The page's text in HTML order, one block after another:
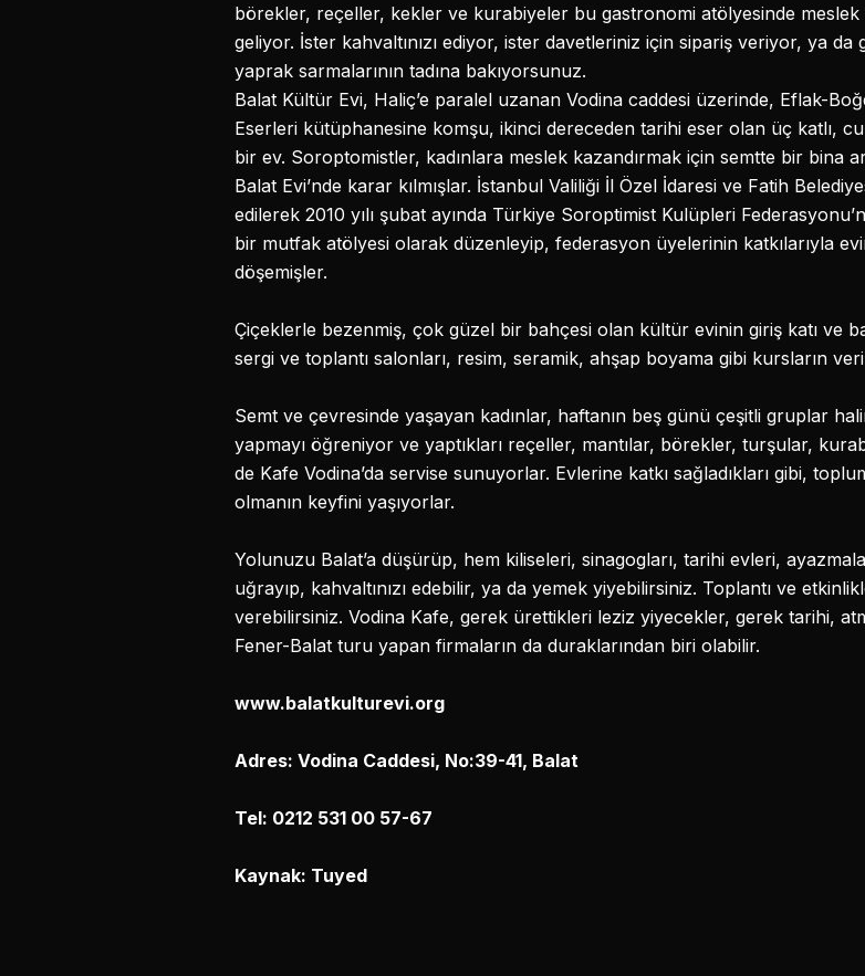
börekler, reçeller, kekler ve kurabiyeler bu gastronomi atölyesinde
geliyor. İster kahvaltınızı ediyor, ister davetleriniz için sipariş veriyor, ya da
yaprak sarmalarının tadına bakıyorsunuz.
Balat Kültür Evi, Haliç’e paralel uzanan Vodina caddesi üzerinde, Eflak-
Eserleri kütüphanesine komşu, ikinci dereceden tarihi eser olan üç katlı,
bir ev. Soroptomistler, kadınlara meslek kazandırmak için semtte bir bina
Balat Evi’nde karar kılmışlar. İstanbul Valiliği İl Özel İdaresi ve Fatih
edilerek 2010 yılı şubat ayında Türkiye Soroptimist Kulüpleri
bir mutfak atölyesi olarak düzenleyip, federasyon üyelerinin katkılarıyla
döşemişler.
Çiçeklerle bezenmiş, çok güzel bir bahçesi olan kültür evinin giriş katı ve
sergi ve toplantı salonları, resim, seramik, ahşap boyama gibi kursların
Semt ve çevresinde yaşayan kadınlar, haftanın beş günü çeşitli gruplar
yapmayı öğreniyor ve yaptıkları reçeller, mantılar, börekler, turşular,
de Kafe Vodina’da servise sunuyorlar. Evlerine katkı sağladıkları gibi,
olmanın keyfini yaşıyorlar.
Yolunuzu Balat’a düşürüp, hem kiliseleri, sinagogları, tarihi evleri,
uğrayıp, kahvaltınızı edebilir, ya da yemek yiyebilirsiniz. Toplantı ve
verebilirsiniz. Vodina Kafe, gerek ürettikleri leziz yiyecekler, gerek tarihi,
Fener-Balat turu yapan firmaların da duraklarından biri olabilir.
www.balatkulturevi.org
Adres: Vodina Caddesi, No:39-41, Balat
Tel: 0212 531 00 57-67
Kaynak: Tuyed